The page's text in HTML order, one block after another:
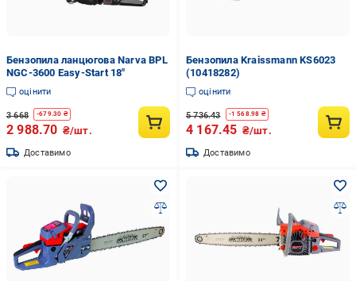
Бензопила ланцюгова Narva BPL
NGC-3600 Easy-Start 18"
оцінити
3 668 -679.30 ₴
2 988.70 ₴/шт.
Доставимо
Бензопила Kraissmann KS6023
(10418282)
оцінити
5 736.43 -1 568.98 ₴
4 167.45 ₴/шт.
Доставимо